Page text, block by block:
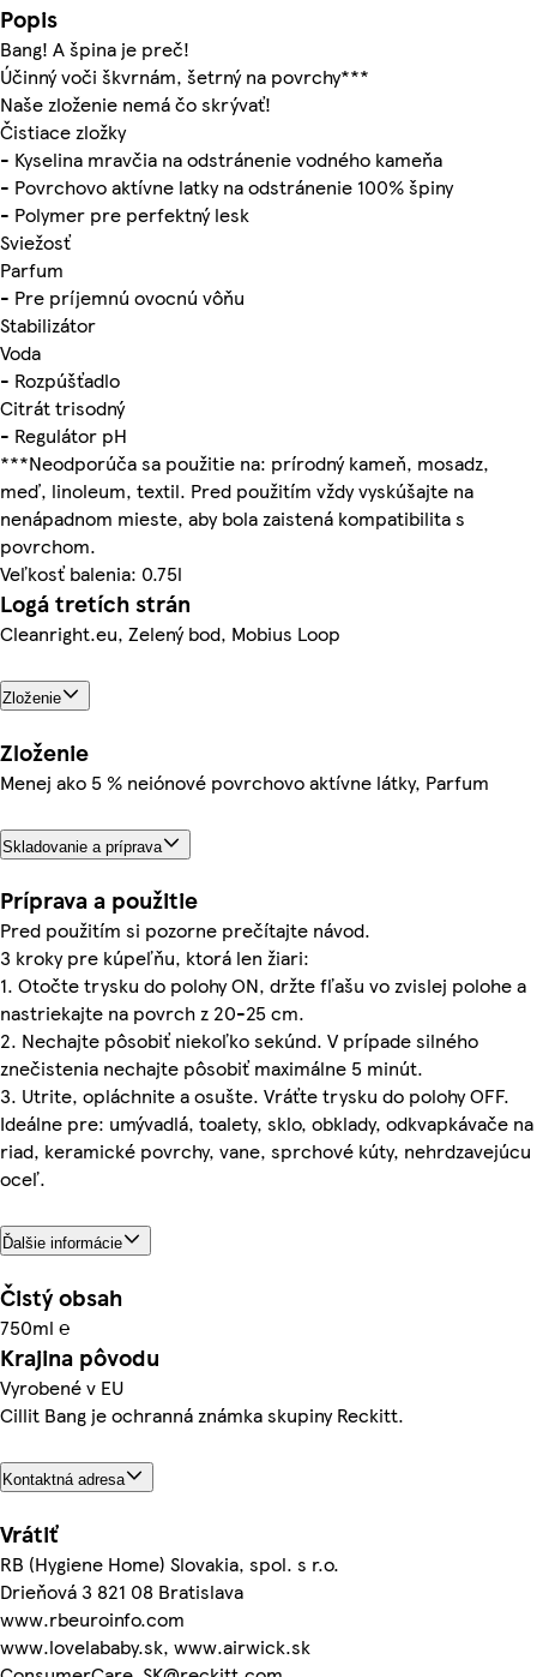
Popis
Bang! A špina je preč!
Účinný voči škvrnám, šetrný na povrchy***
Naše zloženie nemá čo skrývať!
Čistiace zložky
- Kyselina mravčia na odstránenie vodného kameňa
- Povrchovo aktívne latky na odstránenie 100% špiny
- Polymer pre perfektný lesk
Sviežosť
Parfum
- Pre príjemnú ovocnú vôňu
Stabilizátor
Voda
- Rozpúšťadlo
Citrát trisodný
- Regulátor pH
***Neodporúča sa použitie na: prírodný kameň, mosadz,
meď, linoleum, textil. Pred použitím vždy vyskúšajte na
nenápadnom mieste, aby bola zaistená kompatibilita s
povrchom.
Veľkosť balenia: 0.75l
Logá tretích strán
Cleanright.eu, Zelený bod, Mobius Loop
Zloženie
Zloženie
Menej ako 5 % neiónové povrchovo aktívne látky, Parfum
Skladovanie a príprava
Príprava a použitie
Pred použitím si pozorne prečítajte návod.
3 kroky pre kúpeľňu, ktorá len žiari:
1. Otočte trysku do polohy ON, držte fľašu vo zvislej polohe a
nastriekajte na povrch z 20-25 cm.
2. Nechajte pôsobiť niekoľko sekúnd. V prípade silného
znečistenia nechajte pôsobiť maximálne 5 minút.
3. Utrite, opláchnite a osušte. Vráťte trysku do polohy OFF.
Ideálne pre: umývadlá, toalety, sklo, obklady, odkvapkávače na
riad, keramické povrchy, vane, sprchové kúty, nehrdzavejúcu
oceľ.
Ďalšie informácie
Čistý obsah
750ml ℮
Krajina pôvodu
Vyrobené v EU
Cillit Bang je ochranná známka skupiny Reckitt.
Kontaktná adresa
Vrátiť
RB (Hygiene Home) Slovakia, spol. s r.o.
Drieňová 3 821 08 Bratislava
www.rbeuroinfo.com
www.lovelababy.sk, www.airwick.sk